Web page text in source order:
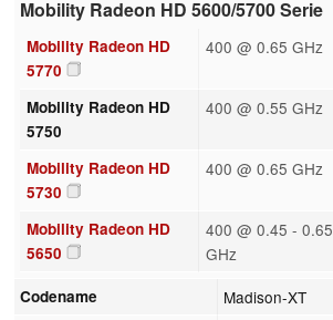
Mobility Radeon HD 5600/5700 Serie
Mobility Radeon HD
5770
400 @ 0.65 GHz
Mobility Radeon HD
5750
400 @ 0.55 GHz
Mobility Radeon HD
5730
400 @ 0.65 GHz
Mobility Radeon HD
5650
400 @ 0.45 - 0.65
GHz
Codename Madison-XT